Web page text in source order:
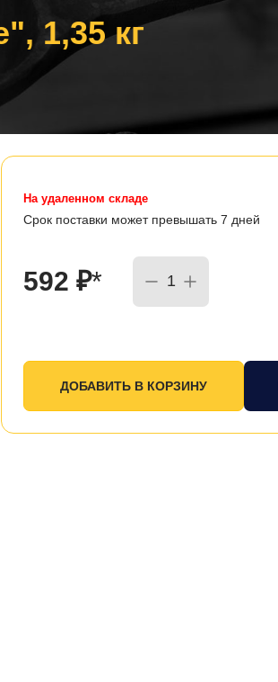
1,35 кг
На удаленном складе
Срок поставки может превышать 7 дней
592 ₽*